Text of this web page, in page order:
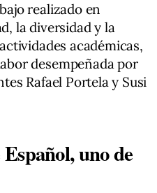
realizado en
la diversidad y la
académicas,
desempeñada por
Rafael Portela y Susi
uno de